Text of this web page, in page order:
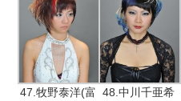
47.牧野泰洋(富 48.中川千亜希